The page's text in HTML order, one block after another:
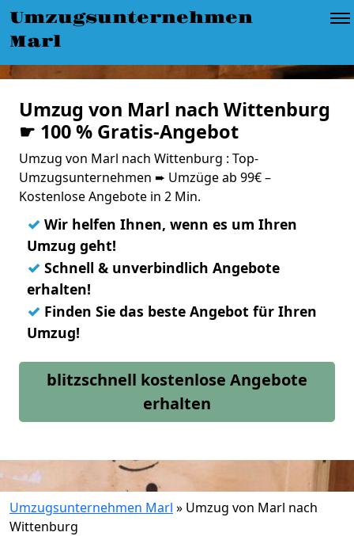
Umzugsunternehmen
Marl
Umzug von Marl nach Wittenburg
☛ 100 % Gratis-Angebot
Umzug von Marl nach Wittenburg : Top-
Umzugsunternehmen ➨ Umzüge ab 99€ –
Kostenlose Angebote in 2 Min.
✓ Wir helfen Ihnen, wenn es um Ihren
Umzug geht!
✓ Schnell & unverbindlich Angebote
erhalten!
✓ Finden Sie das beste Angebot für Ihren
Umzug!
blitzschnell kostenlose Angebote
erhalten
Umzugsunternehmen Marl » Umzug von Marl nach
Wittenburg